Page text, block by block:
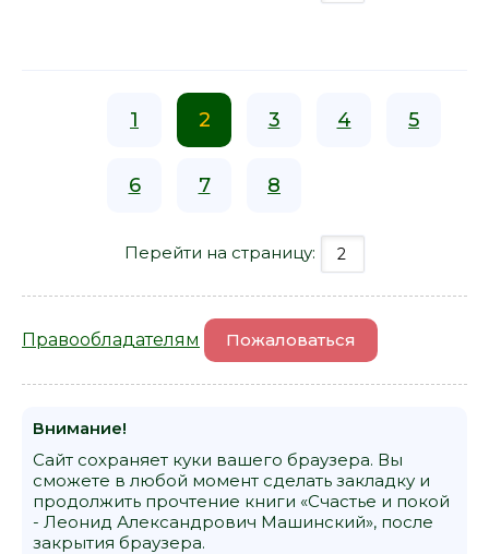
1 2 3 4 5
6 7 8
Перейти на страницу:
Правообладателям Пожаловаться
Внимание!
Сайт сохраняет куки вашего браузера. Вы
сможете в любой момент сделать закладку и
продолжить прочтение книги «Счастье и покой
- Леонид Александрович Машинский», после
закрытия браузера.